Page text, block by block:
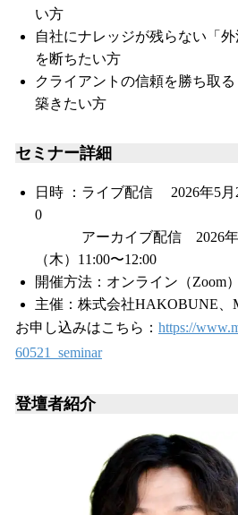
い方
自社にナレッジが残らない「外
を断ちたい方
クライアントの信頼を勝ち取
築きたい方
セミナー詳細
日時 ：ライブ配信 2026年5月
0
アーカイブ配信 2026年5
（木）11:00〜12:00
開催方法：オンライン（Zoom）
主催：株式会社HAKOBUNE、
お申し込みはこちら： https://
60521_seminar
登壇者紹介